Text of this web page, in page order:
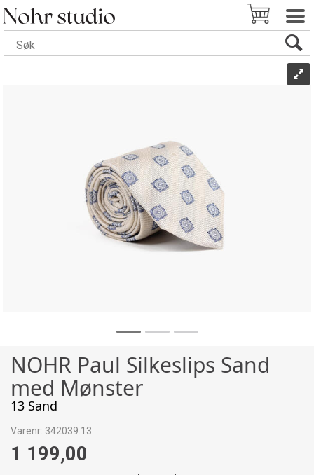
NOHR Paul Silkeslips Sand
med Mønster
13 Sand
Varenr: 342039.13
1 199,00